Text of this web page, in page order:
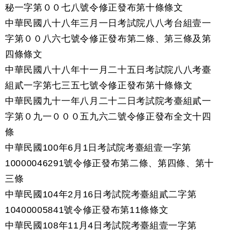
秘一字第００七八號令修正發布第十條條文
中華民國八十八年三月一日考試院八八考台組壹一
字第００八六七號令修正發布第二條、第三條及第
四條條文
中華民國八十八年十一月二十五日考試院八八考臺
組貳一字第七三五七號令修正發布第十條條文
中華民國九十一年八月二十二日考試院考臺組貳一
字第０九一０００五九六二號令修正發布全文十四
條
中華民國100年6月1日考試院考臺組壹一字第
10000046291號令修正發布第二條、第四條、第十
三條
中華民國104年2月16日考試院考臺組貳二字第
10400005841號令修正發布第11條條文
中華民國108年11月4日考試院考臺組壹一字第